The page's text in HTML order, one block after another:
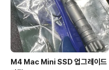
M4 Mac Mini SSD 업그레이드